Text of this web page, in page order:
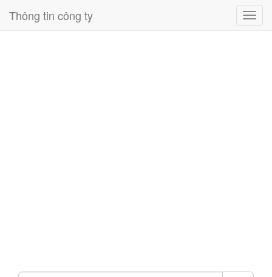
Thông tin công ty